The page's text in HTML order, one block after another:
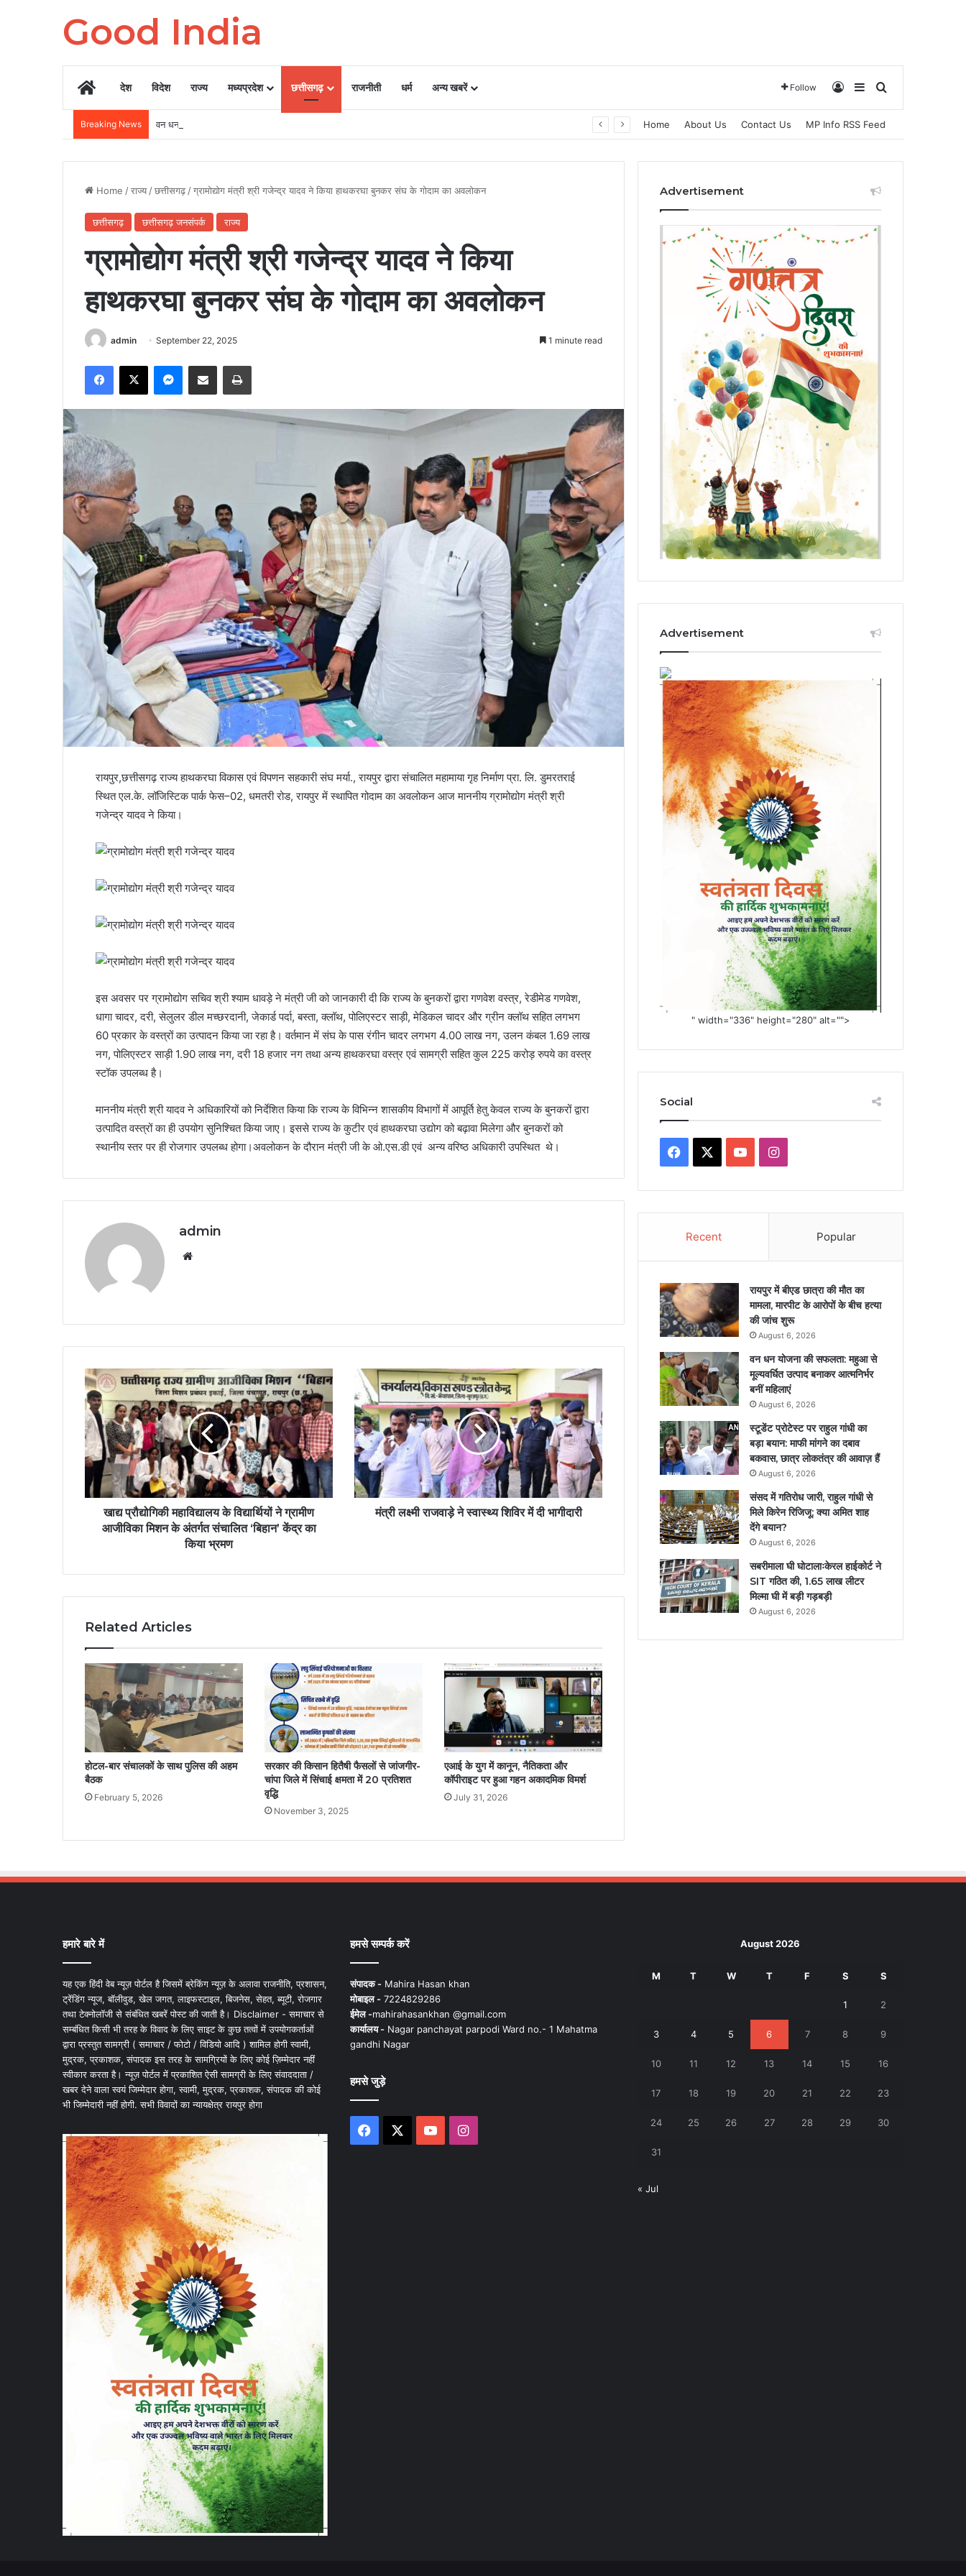
Good India
Homeदेश विदेश राज्य मध्यप्रदेश छत्तीसगढ़ राजनीती धर्म अन्य खबरें Follow Log InSidebarSearch for
Breaking News वन धन योजना की सफलता: महुआ से मूल्यवर्धित उत्पाद बनाकर आत्मनिर्भर बनीं महिलाएं Home About Us Contact Us MP Info RSS Feed
Home /राज्य /छत्तीसगढ़ /ग्रामोद्योग मंत्री श्री गजेन्द्र यादव ने किया हाथकरघा बुनकर संघ के गोदाम का अवलोकन
छत्तीसगढ़ छत्तीसगढ़ जनसंपर्क राज्य
ग्रामोद्योग मंत्री श्री गजेन्द्र यादव ने किया
हाथकरघा बुनकर संघ के गोदाम का अवलोकन
admin September 22, 2025 1 minute read
Facebook
X Messenger
Share via Email Print
रायपुर,छत्तीसगढ़ राज्य हाथकरघा विकास एवं विपणन सहकारी संघ मर्या., रायपुर द्वारा संचालित महामाया गृह निर्माण प्रा. लि. डुमरतराई
स्थित एल.के. लॉजिस्टिक पार्क फेस–02, धमतरी रोड, रायपुर में स्थापित गोदाम का अवलोकन आज माननीय ग्रामोद्योग मंत्री श्री
गजेन्द्र यादव ने किया।
इस अवसर पर ग्रामोद्योग सचिव श्री श्याम धावड़े ने मंत्री जी को जानकारी दी कि राज्य के बुनकरों द्वारा गणवेश वस्त्र, रेडीमेड गणवेश,
धागा चादर, दरी, सेलुलर डील मच्छरदानी, जेकार्ड पर्दा, बस्ता, क्लॉथ, पोलिएस्टर साड़ी, मेडिकल चादर और ग्रीन क्लॉथ सहित लगभग
60 प्रकार के वस्त्रों का उत्पादन किया जा रहा है। वर्तमान में संघ के पास रंगीन चादर लगभग 4.00 लाख नग, उलन कंबल 1.69 लाख
नग, पोलिएस्टर साड़ी 1.90 लाख नग, दरी 18 हजार नग तथा अन्य हाथकरघा वस्त्र एवं सामग्री सहित कुल 225 करोड़ रुपये का वस्त्र
स्टॉक उपलब्ध है।
माननीय मंत्री श्री यादव ने अधिकारियों को निर्देशित किया कि राज्य के विभिन्न शासकीय विभागों में आपूर्ति हेतु केवल राज्य के बुनकरों द्वारा
उत्पादित वस्त्रों का ही उपयोग सुनिश्चित किया जाए। इससे राज्य के कुटीर एवं हाथकरघा उद्योग को बढ़ावा मिलेगा और बुनकरों को
स्थानीय स्तर पर ही रोजगार उपलब्ध होगा।अवलोकन के दौरान मंत्री जी के ओ.एस.डी एवं अन्य वरिष्ठ अधिकारी उपस्थित थे।
admin
खाद्य प्रौद्योगिकी महाविद्यालय के विद्यार्थियों ने ग्रामीण
आजीविका मिशन के अंतर्गत संचालित ‘बिहान’ केंद्र का
किया भ्रमण
मंत्री लक्ष्मी राजवाड़े ने स्वास्थ्य शिविर में दी भागीदारी
Related Articles
होटल-बार संचालकों के साथ पुलिस की अहम
बैठक
February 5, 2026
सरकार की किसान हितैषी फैसलों से जांजगीर-
चांपा जिले में सिंचाई क्षमता में 20 प्रतिशत
वृद्धि
November 3, 2025
एआई के युग में कानून, नैतिकता और
कॉपीराइट पर हुआ गहन अकादमिक विमर्श
July 31, 2026
Advertisement
Advertisement
" width="336" height="280" alt="">
Social
Facebook YouTubeInstagram
Recent Popular
रायपुर में बीएड छात्रा की मौत का
मामला, मारपीट के आरोपों के बीच हत्या
की जांच शुरू
August 6, 2026
वन धन योजना की सफलता: महुआ से
मूल्यवर्धित उत्पाद बनाकर आत्मनिर्भर
बनीं महिलाएं
August 6, 2026
स्टूडेंट प्रोटेस्ट पर राहुल गांधी का
बड़ा बयान: माफी मांगने का दबाव
बकवास, छात्र लोकतंत्र की आवाज़ हैं
August 6, 2026
संसद में गतिरोध जारी, राहुल गांधी से
मिले किरेन रिजिजू; क्या अमित शाह
देंगे बयान?
August 6, 2026
सबरीमाला घी घोटालाःकेरल हाईकोर्ट ने
SIT गठित की, 1.65 लाख लीटर
मिल्मा घी में बड़ी गड़बड़ी
August 6, 2026
हमारे बारे में
यह एक हिंदी वेब न्यूज़ पोर्टल है जिसमें ब्रेकिंग न्यूज़ के अलावा राजनीति, प्रशासन,
ट्रेंडिंग न्यूज, बॉलीवुड, खेल जगत, लाइफस्टाइल, बिजनेस, सेहत, ब्यूटी, रोजगार
तथा टेक्नोलॉजी से संबंधित खबरें पोस्ट की जाती है। Disclaimer - समाचार से
सम्बंधित किसी भी तरह के विवाद के लिए साइट के कुछ तत्वों में उपयोगकर्ताओं
द्वारा प्रस्तुत सामग्री ( समाचार / फोटो / विडियो आदि ) शामिल होगी स्वामी,
मुद्रक, प्रकाशक, संपादक इस तरह के सामग्रियों के लिए कोई ज़िम्मेदार नहीं
स्वीकार करता है। न्यूज़ पोर्टल में प्रकाशित ऐसी सामग्री के लिए संवाददाता /
खबर देने वाला स्वयं जिम्मेदार होगा, स्वामी, मुद्रक, प्रकाशक, संपादक की कोई
भी जिम्मेदारी नहीं होगी. सभी विवादों का न्यायक्षेत्र रायपुर होगा
हमसे सम्पर्क करें
संपादक -Mahira Hasan khan
मोबाइल -7224829286
ईमेल -mahirahasankhan @gmail.com
कार्यालय -Nagar panchayat parpodi Ward no.- 1 Mahatma
gandhi Nagar
हमसे जुड़े
Facebook YouTubeInstagram
August 2026
M T W T F S S
1 2
3 4 5 6 7 8 9
10 11 12 13 14 15 16
17 18 19 20 21 22 23
24 25 26 27 28 29 30
31
« Jul